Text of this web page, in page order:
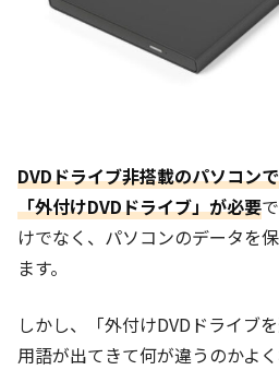
DVDドライブ非搭載のパソコン
「外付けDVDドライブ」が必要
けでなく、パソコンのデータを
ます。
しかし、「外付けDVDドライブ
用語が出てきて何が違うのかよ